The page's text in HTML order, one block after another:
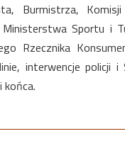
Burmistrza,
Sportu i
Rzecznika
interwencje policji
końca.